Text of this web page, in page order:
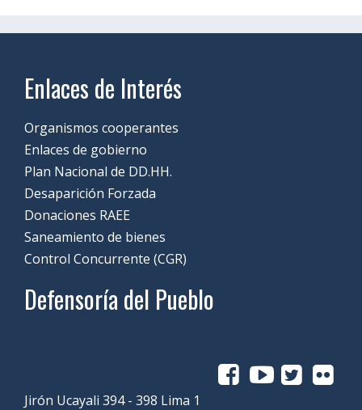
Enlaces de Interés
Organismos cooperantes
Enlaces de gobierno
Plan Nacional de DD.HH.
Desaparición Forzada
Donaciones RAEE
Saneamiento de bienes
Control Concurrente (CGR)
Defensoría del Pueblo
Jirón Ucayali 394 - 398 Lima 1